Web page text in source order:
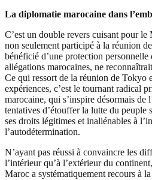
La diplomatie marocaine dans
C’est un double revers cuisant pour
non seulement participé à la réunion
bénéficié d’une protection
allégations marocaines, ne
Ce qui ressort de la réunion de Tokyo
expériences, c’est le tournant radical
marocaine, qui s’inspire désormais de
tentatives d’étouffer la lutte du peuple
ses droits légitimes et inaliénables à
l’autodétermination.
N’ayant pas réussi à convaincre les
l’intérieur qu’à l’extérieur du
Maroc a systématiquement recours à